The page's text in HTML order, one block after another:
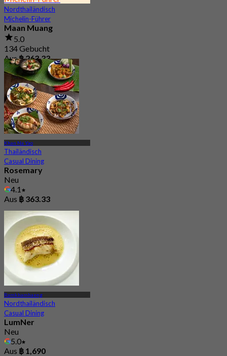
Nordthailändisch
Michelin-Führer
Maan Muang
5.0
134 Gebucht
Aus฿ 263.33
Khan Na Yao
Thailändisch
Casual Dining
Rosemary
Neu
4.1
Aus ฿ 363.33
Ramkhamhaeng
Nordthailändisch
Casual Dining
LumNer
Neu
5.0
Aus ฿ 1,690